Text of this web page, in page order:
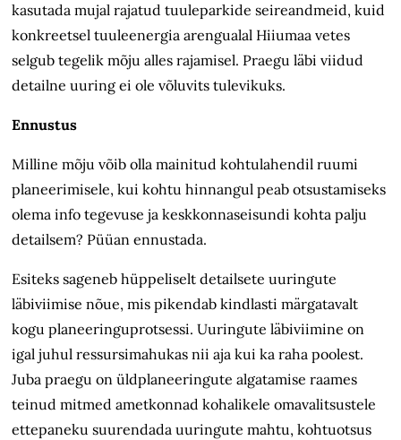
kasutada mujal rajatud tuuleparkide seireandmeid, kuid
konkreetsel tuuleenergia arengualal Hiiumaa vetes
selgub tegelik mõju alles rajamisel. Praegu läbi viidud
detailne uuring ei ole võluvits tulevikuks.
Ennustus
Milline mõju võib olla mainitud kohtu­lahendil ruumi
planeerimisele, kui kohtu hinnangul peab otsustamiseks
olema info tegevuse ja keskkonnaseisundi kohta palju
detailsem? Püüan ennustada.
Esiteks sageneb hüppeliseltdetailsete uuringute
läbiviimise nõue, mis pikendab kindlasti märgatavalt
kogu planeeringuprotsessi. Uuringute läbiviimine on
igal juhul ressursimahukas nii aja kui ka raha poolest.
Juba praegu on üldplaneeringute algatamise raames
teinud mitmed ametkonnad kohalikele omavalitsustele
ettepaneku suurendada uuringute mahtu, kohtuotsus